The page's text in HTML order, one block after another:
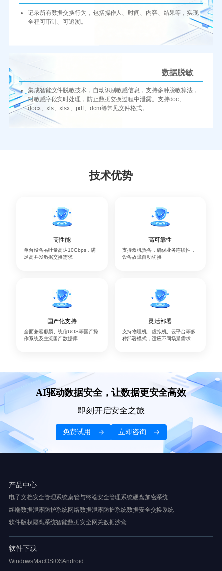
记录所有数据交换行为，包括操作人、时间、内容、结果等，实现
全程可审计、可追溯。
数据脱敏
集成智能文件脱敏技术，自动识别敏感信息，支持多种脱敏算法，
对敏感字段实时处理，防止数据交换过程中泄露。支持doc、
docx、xls、xlsx、pdf、dcm等常见文件格式。
技术优势
高性能
单台设备吞吐量高达10Gbps，满
足高并发数据交换需求
高可靠性
支持双机热备，确保业务连续性，
设备故障自动切换
国产化支持
全面兼容麒麟、统信UOS等国产操
作系统及主流国产数据库
灵活部署
支持物理机、虚拟机、云平台等多
种部署模式，适应不同场景需求
AI驱动数据安全，让数据更安全高效
即刻开启安全之旅
免费试用 立即咨询
产品中心
电子文档安全管理系统桌管与终端安全管理系统硬盘加密系统
终端数据泄露防护系统网络数据泄露防护系统数据安全交换系统
软件版权隔离系统智能数据安全网关数据沙盒
软件下载
WindowsMacOSiOSAndroid